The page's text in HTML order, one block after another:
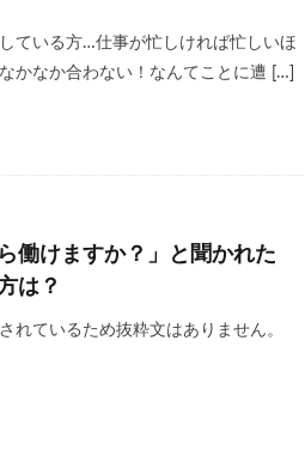
ている方…仕事が忙しければ忙しいほ
かなか合わない！なんてことに遭 […]
働けますか？」と聞かれた
は？
れているため抜粋文はありません。